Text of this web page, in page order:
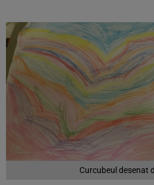
Curcubeul desenat